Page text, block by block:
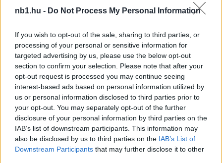
nb1.hu - Do Not Process My Personal Information
If you wish to opt-out of the sale, sharing to third parties, or
processing of your personal or sensitive information for
targeted advertising by us, please use the below opt-out
section to confirm your selection. Please note that after your
opt-out request is processed you may continue seeing
interest-based ads based on personal information utilized by
us or personal information disclosed to third parties prior to
your opt-out. You may separately opt-out of the further
disclosure of your personal information by third parties on the
IAB’s list of downstream participants. This information may
also be disclosed by us to third parties on the IAB’s List of
Downstream Participants that may further disclose it to other
Az elsőtől az utolsó mérkőzésig emlékezetes
volt a magyar válogatottban eltöltött időszak
svédek […]
2016.11.16. |
NB1